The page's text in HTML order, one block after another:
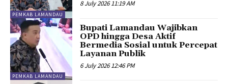
PEMKAB LAMANDAU
8 July 2026 11:19 AM
PEMKAB LAMANDAU
Bupati Lamandau Wajibkan
OPD hingga Desa Aktif
Bermedia Sosial untuk Percepat
Layanan Publik
6 July 2026 12:46 PM